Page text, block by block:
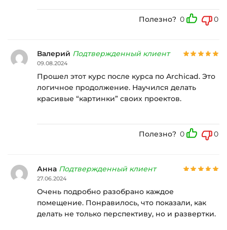
Полезно? 0 0
Валерий Подтвержденный клиент
09.08.2024
Прошел этот курс после курса по Archicad. Это
логичное продолжение. Научился делать
красивые “картинки” своих проектов.
Полезно? 0 0
Анна Подтвержденный клиент
27.06.2024
Очень подробно разобрано каждое
помещение. Понравилось, что показали, как
делать не только перспективу, но и развертки.